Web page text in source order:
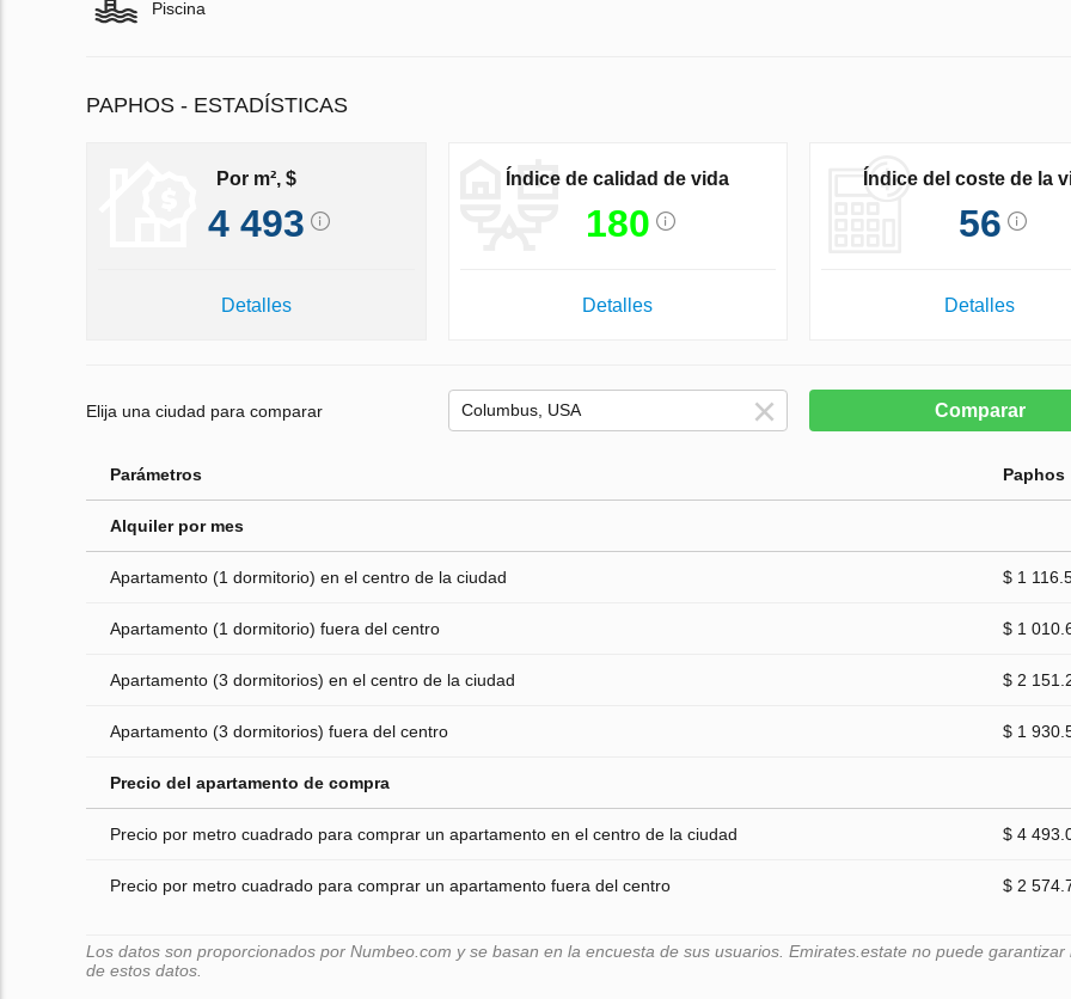
Piscina
PAPHOS - ESTADÍSTICAS
Por m², $
4 493
Detalles
Índice de calidad de vida
180
Detalles
Índice del coste de la
56
Detalles
Elija una ciudad para comparar Comparar
Parámetros Paphos
Alquiler por mes
Apartamento (1 dormitorio) en el centro de la ciudad $ 1
Apartamento (1 dormitorio) fuera del centro $ 1
Apartamento (3 dormitorios) en el centro de la ciudad $ 2
Apartamento (3 dormitorios) fuera del centro $ 1
Precio del apartamento de compra
Precio por metro cuadrado para comprar un apartamento en el centro de la ciudad $ 4
Precio por metro cuadrado para comprar un apartamento fuera del centro $ 2
Los datos son proporcionados por Numbeo.com y se basan en la encuesta de sus usuarios. Emirates.estate no puede garantizar
de estos datos.